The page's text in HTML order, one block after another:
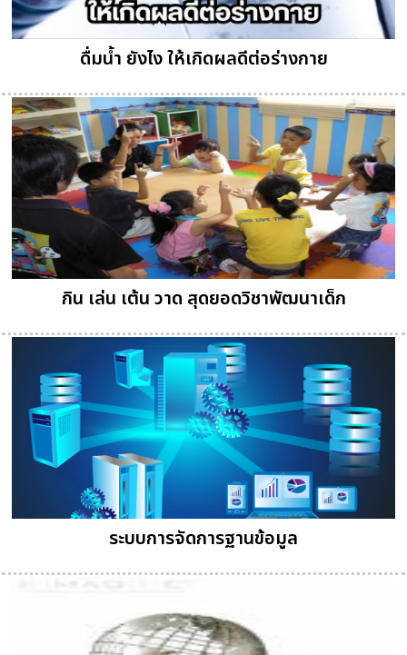
ดื่มน้ำ ยังไง ให้เกิดผลดีต่อร่างกาย
กิน เล่น เต้น วาด สุดยอดวิชาพัฒนาเด็ก
ระบบการจัดการฐานข้อมูล